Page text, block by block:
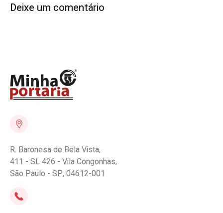
Deixe um comentário
R. Baronesa de Bela Vista,
411 - SL 426 - Vila Congonhas,
São Paulo - SP, 04612-001